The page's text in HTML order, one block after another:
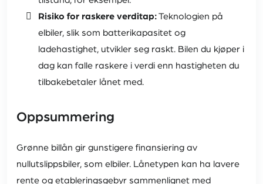
Risiko for raskere verditap:Teknologien på
elbiler, slik som batterikapasitet og
ladehastighet, utvikler seg raskt. Bilen du kjøper i
dag kan falle raskere i verdi enn hastigheten du
tilbakebetaler lånet med.
Oppsummering
Grønne billån gir gunstigere finansiering av
nullutslippsbiler, som elbiler. Lånetypen kan ha lavere
rente og etableringsgebyr sammenlignet med